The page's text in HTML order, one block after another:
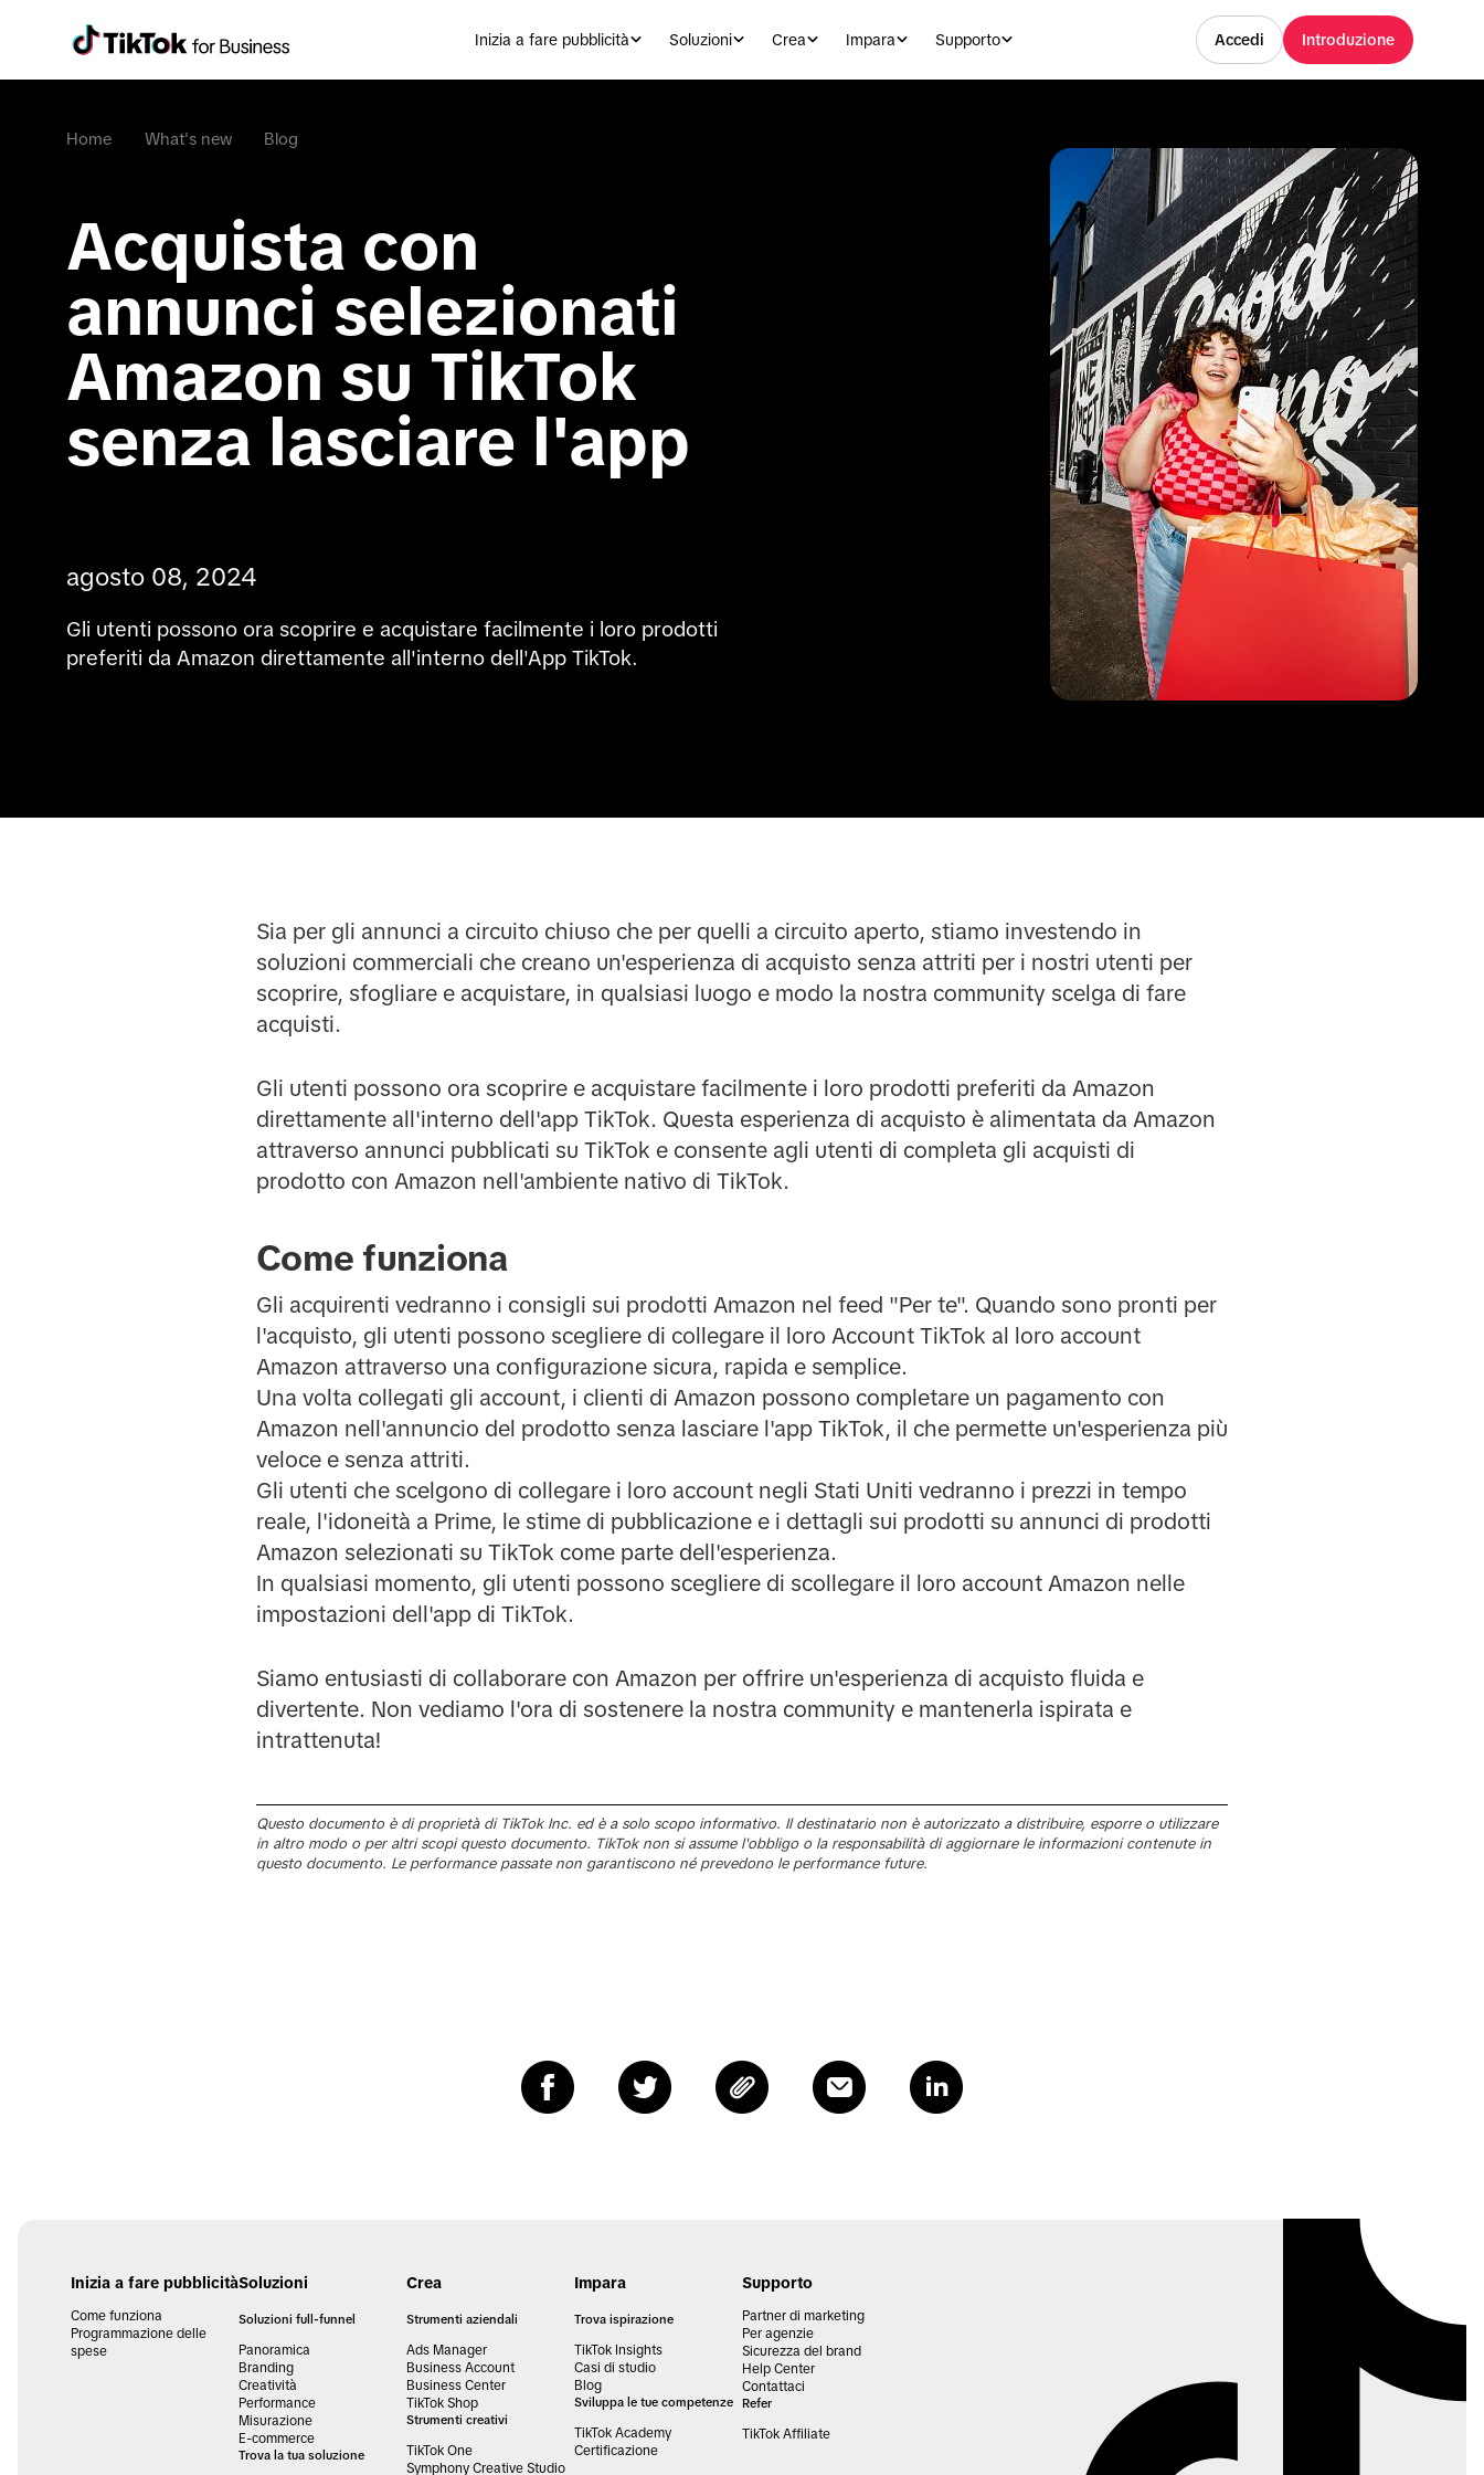
Inizia a fare pubblicità Soluzioni Crea Impara Supporto Accedi Introduzione
Home What's new Blog
Acquista con
annunci selezionati
Amazon su TikTok
senza lasciare l'app
agosto 08, 2024
Gli utenti possono ora scoprire e acquistare facilmente i loro prodotti
preferiti da Amazon direttamente all'interno dell'App TikTok.
Sia per gli annunci a circuito chiuso che per quelli a circuito aperto, stiamo investendo in
soluzioni commerciali che creano un'esperienza di acquisto senza attriti per i nostri utenti per
scoprire, sfogliare e acquistare, in qualsiasi luogo e modo la nostra community scelga di fare
acquisti.
Gli utenti possono ora scoprire e acquistare facilmente i loro prodotti preferiti da Amazon
direttamente all'interno dell'app TikTok. Questa esperienza di acquisto è alimentata da Amazon
attraverso annunci pubblicati su TikTok e consente agli utenti di completa gli acquisti di
prodotto con Amazon nell'ambiente nativo di TikTok.
Come funziona
Gli acquirenti vedranno i consigli sui prodotti Amazon nel feed "Per te". Quando sono pronti per
l'acquisto, gli utenti possono scegliere di collegare il loro Account TikTok al loro account
Amazon attraverso una configurazione sicura, rapida e semplice.
Una volta collegati gli account, i clienti di Amazon possono completare un pagamento con
Amazon nell'annuncio del prodotto senza lasciare l'app TikTok, il che permette un'esperienza più
veloce e senza attriti.
Gli utenti che scelgono di collegare i loro account negli Stati Uniti vedranno i prezzi in tempo
reale, l'idoneità a Prime, le stime di pubblicazione e i dettagli sui prodotti su annunci di prodotti
Amazon selezionati su TikTok come parte dell'esperienza.
In qualsiasi momento, gli utenti possono scegliere di scollegare il loro account Amazon nelle
impostazioni dell'app di TikTok.
Siamo entusiasti di collaborare con Amazon per offrire un'esperienza di acquisto fluida e
divertente. Non vediamo l'ora di sostenere la nostra community e mantenerla ispirata e
intrattenuta!
Questo documento è di proprietà di TikTok Inc. ed è a solo scopo informativo. Il destinatario non è autorizzato a distribuire, esporre o utilizzare
in altro modo o per altri scopi questo documento. TikTok non si assume l'obbligo o la responsabilità di aggiornare le informazioni contenute in
questo documento. Le performance passate non garantiscono né prevedono le performance future.
Inizia a fare pubblicità
Come funziona
Programmazione delle
spese
Soluzioni
Soluzioni full-funnel
Panoramica
Branding
Creatività
Performance
Misurazione
E-commerce
Trova la tua soluzione
Crea
Strumenti aziendali
Ads Manager
Business Account
Business Center
TikTok Shop
Strumenti creativi
TikTok One
Symphony Creative Studio
Impara
Trova ispirazione
TikTok Insights
Casi di studio
Blog
Sviluppa le tue competenze
TikTok Academy
Certificazione
Supporto
Partner di marketing
Per agenzie
Sicurezza del brand
Help Center
Contattaci
Refer
TikTok Affiliate